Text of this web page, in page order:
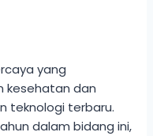
yang
kesehatan dan
teknologi terbaru.
dalam bidang ini,